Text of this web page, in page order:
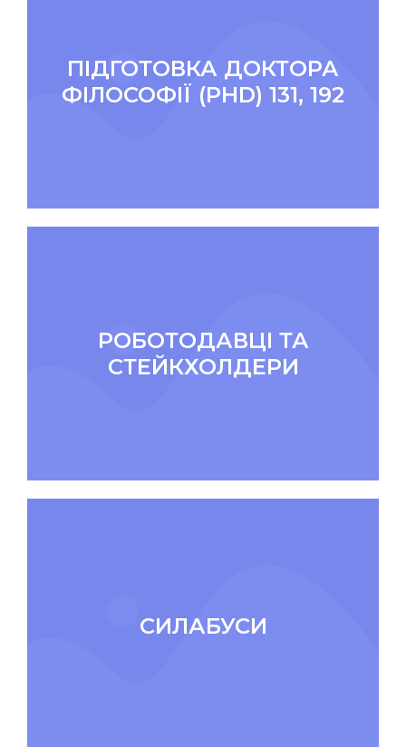
ПІДГОТОВКА ДОКТОРА
ФІЛОСОФІЇ (PHD) 131, 192
РОБОТОДАВЦІ ТА
СТЕЙКХОЛДЕРИ
СИЛАБУСИ